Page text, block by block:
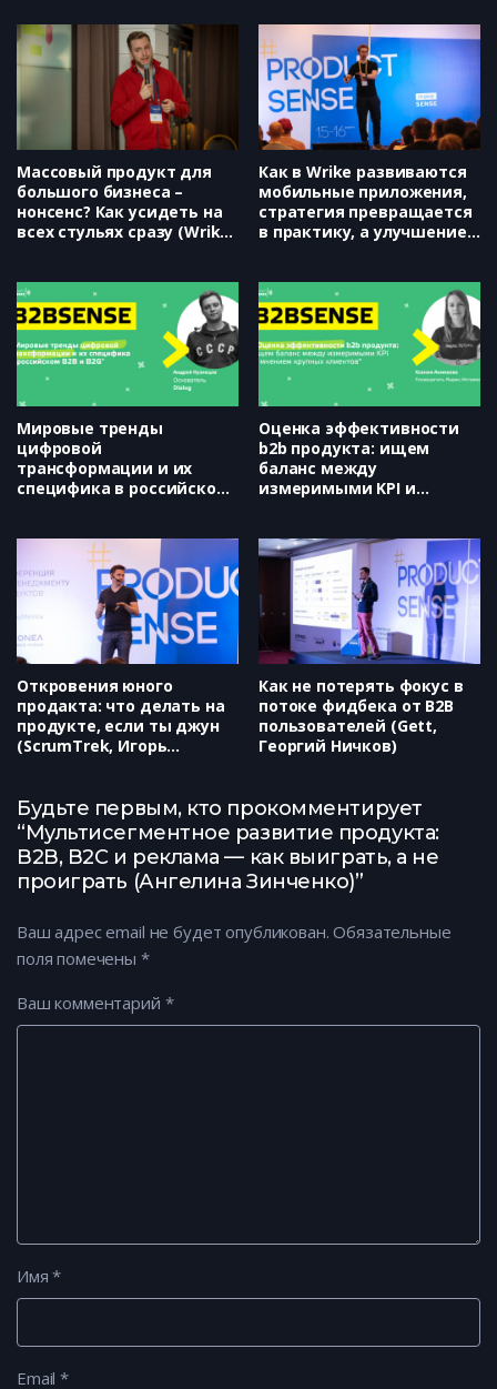
Массовый продукт для
большого бизнеса –
нонсенс? Как усидеть на
всех стульях сразу (Wrike,
Как в Wrike развиваются
мобильные приложения,
стратегия превращается
в практику, а улучшение
Мировые тренды
цифровой
трансформации и их
специфика в российском
Оценка эффективности
b2b продукта: ищем
баланс между
измеримыми KPI и
Аникеева)
Откровения юного
продакта: что делать на
продукте, если ты джун
(ScrumTrek, Игорь
Как не потерять фокус в
потоке фидбека от B2B
пользователей (Gett,
Георгий Ничков)
Будьте первым, кто прокомментирует
“Мультисегментное развитие продукта:
B2B, B2C и реклама — как выиграть, а не
проиграть (Ангелина Зинченко)”
Ваш адрес email не будет опубликован. Обязательные
поля помечены *
Ваш комментарий *
Имя*
Email*